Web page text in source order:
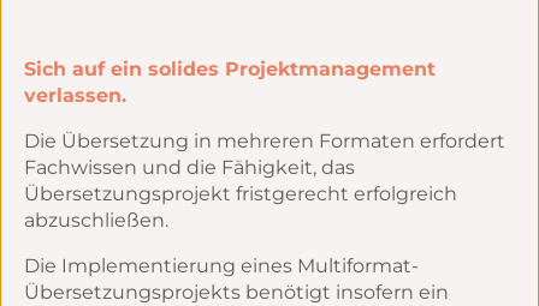
Sich auf ein solides Projektmanagement
verlassen.
Die Übersetzung in mehreren Formaten erfordert
Fachwissen und die Fähigkeit, das
Übersetzungsprojekt fristgerecht erfolgreich
abzuschließen.
Die Implementierung eines Multiformat-
Übersetzungsprojekts benötigt insofern ein